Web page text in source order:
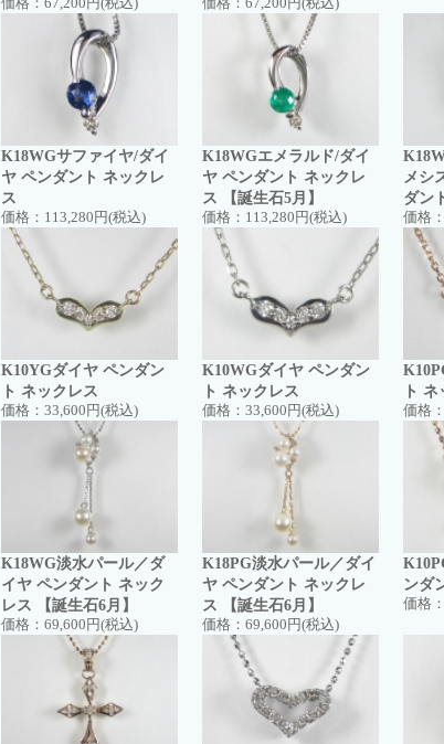
価格： 67,200円(税込) 価格： 67,200円(税込)
K18WGサファイヤ/ダイ
ヤ ペンダント ネックレ
ス
価格： 113,280円(税込)
K18WGエメラルド/ダイ
ヤ ペンダント ネックレ
ス 【誕生石5月】
価格： 113,280円(税込)
メシ
ダン
価格：
K10YGダイヤ ペンダン
ト ネックレス
価格： 33,600円(税込)
K10WGダイヤ ペンダン
ト ネックレス
価格： 33,600円(税込)
ト
価格：
K18WG淡水パール／ダ
イヤ ペンダント ネック
レス 【誕生石6月】
価格： 69,600円(税込)
K18PG淡水パール／ダイ
ヤ ペンダント ネックレ
ス 【誕生石6月】
価格： 69,600円(税込)
ンダ
価格：